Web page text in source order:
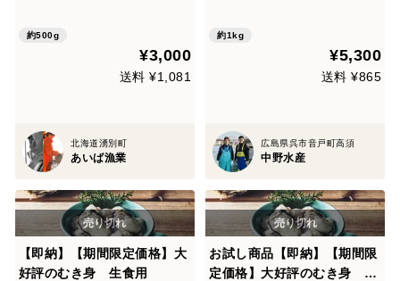
約500g
¥3,000
送料 ¥1,081
北海道湧別町
あいば漁業
フト】オリジナルレシピ付
約1kg
¥5,300
送料 ¥865
広島県呉市音戸町高須
中野水産
【即納】【期間限定価格】大
好評のむき身 生食用
お試し商品【即納】【期間限
定価格】大好評のむき身 生